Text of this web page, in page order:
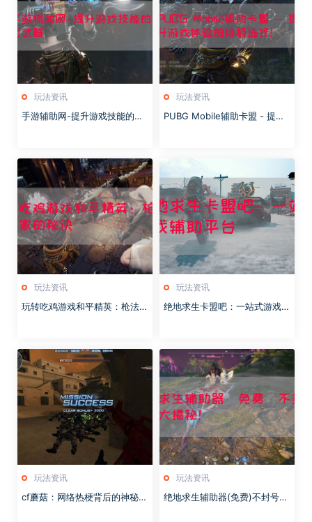
玩法资讯
手游辅助网-提升游戏技能的秘
玩法资讯
PUBG Mobile辅助卡盟 - 提升
玩法资讯
玩转吃鸡游戏和平精英：枪法历
玩法资讯
绝地求生卡盟吧：一站式游戏辅
玩法资讯
cf蘑菇：网络热梗背后的神秘力
玩法资讯
绝地求生辅助器(免费)不封号？